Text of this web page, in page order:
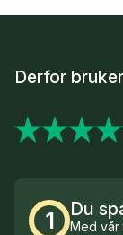
Derfor
1 Du
Med vår